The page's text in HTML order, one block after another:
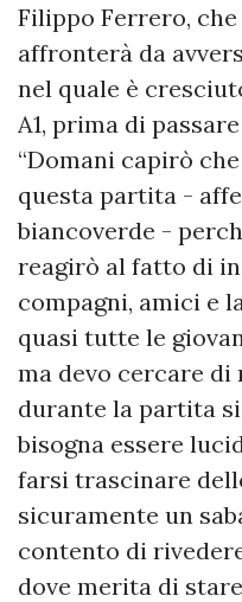
Filippo Ferrero,
affronterà da
nel quale è
A1, prima di
“Domani capirò
questa partita -
biancoverde -
reagirò al fatto di
compagni, amici e
quasi tutte le
ma devo cercare di
durante la partita
bisogna essere
farsi trascinare
sicuramente un
contento di
dove merita di